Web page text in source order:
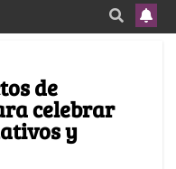
de
celebrar
y